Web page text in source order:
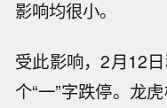
影响均很小。
受此影响，2月12日
个“一”字跌停。龙